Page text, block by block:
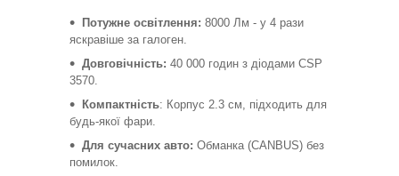
Потужне освітлення: 8000 Лм - у 4 рази
яскравіше за галоген.
Довговічність: 40 000 годин з діодами CSP
3570.
Компактність: Корпус 2.3 см, підходить для
будь-якої фари.
Для сучасних авто: Обманка (CANBUS) без
помилок.